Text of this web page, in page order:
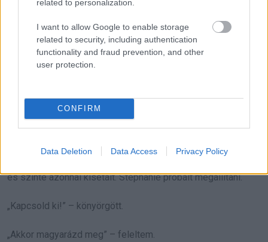
related to personalization.
I want to allow Google to enable storage
related to security, including authentication
functionality and fraud prevention, and other
user protection.
CONFIRM
Data Deletion Data Access Privacy Policy
Aztán megjelent az a férfi is, akivel az üzeneteket váltotta.
Rámutattam.
„Ő az, akivel valójában együtt volt.”
és szinte azonnal kisétált. Stephanie próbált megállítani.
„Kapcsold ki!” – könyörgött.
„Akkor magyarázd meg” – feleltem.